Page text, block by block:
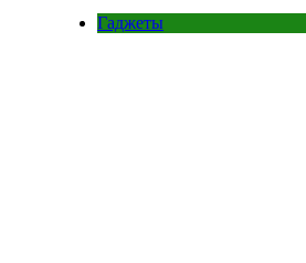
Гаджеты